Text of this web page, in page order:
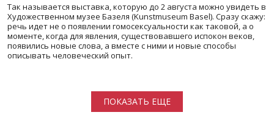
Так называется выставка, которую до 2 августа можно увидеть в
Художественном музее Базеля (Kunstmuseum Basel). Сразу скажу:
речь идет не о появлении гомосексуальности как таковой, а о
моменте, когда для явления, существовавшего испокон веков,
появились новые слова, а вместе с ними и новые способы
описывать человеческий опыт.
ПОКАЗАТЬ ЕЩЕ